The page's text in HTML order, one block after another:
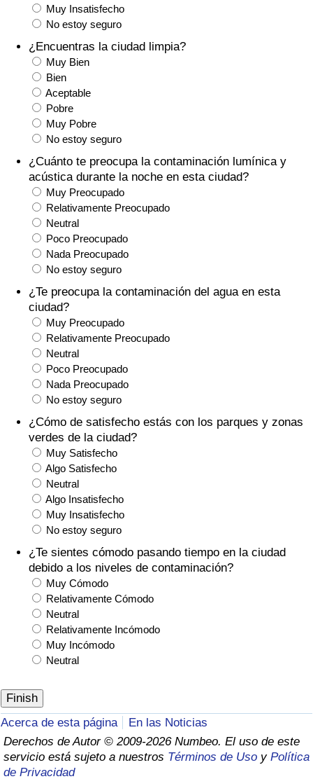
Muy Insatisfecho
No estoy seguro
¿Encuentras la ciudad limpia?
Muy Bien
Bien
Aceptable
Pobre
Muy Pobre
No estoy seguro
¿Cuánto te preocupa la contaminación lumínica y
acústica durante la noche en esta ciudad?
Muy Preocupado
Relativamente Preocupado
Neutral
Poco Preocupado
Nada Preocupado
No estoy seguro
¿Te preocupa la contaminación del agua en esta
ciudad?
Muy Preocupado
Relativamente Preocupado
Neutral
Poco Preocupado
Nada Preocupado
No estoy seguro
¿Cómo de satisfecho estás con los parques y zonas
verdes de la ciudad?
Muy Satisfecho
Algo Satisfecho
Neutral
Algo Insatisfecho
Muy Insatisfecho
No estoy seguro
¿Te sientes cómodo pasando tiempo en la ciudad
debido a los niveles de contaminación?
Muy Cómodo
Relativamente Cómodo
Neutral
Relativamente Incómodo
Muy Incómodo
Neutral
Acerca de esta página
En las Noticias
Derechos de Autor © 2009-2026 Numbeo. El uso de este
servicio está sujeto a nuestros Términos de Uso y Política
de Privacidad
Contaminación
Índice de Contaminación (Actual)
Índice de contaminación
Índice de Contaminación por País
Tráfico
Índice de Tráfico
Índice de Tráfico (Actual)
Índice de Tráfico por País